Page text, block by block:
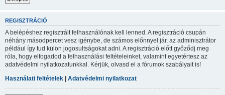
REGISZTRÁCIÓ
A belépéshez regisztrált felhasználónak kell lenned. A regisztráció csupán
néhány másodpercet vesz igénybe, de számos előnnyel jár, az adminisztrátor
például így tud külön jogosultságokat adni. A regisztráció előtt győződj meg
róla, hogy elfogadod a felhasználási feltételeinket, valamint egyetértesz az
adatvédelmi nyilatkozatunkkal. Kérjük, olvasd el a fórumok szabályait is!
Használati feltételek | Adatvédelmi nyilatkozat